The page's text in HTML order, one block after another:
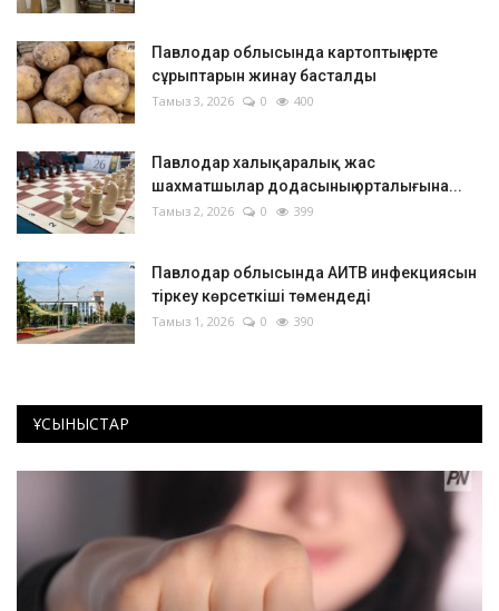
Павлодар облысында картоптың ерте
сұрыптарын жинау басталды
Тамыз 3, 2026 0 400
Павлодар халықаралық жас
шахматшылар додасының орталығына...
Тамыз 2, 2026 0 399
Павлодар облысында АИТВ инфекциясын
тіркеу көрсеткіші төмендеді
Тамыз 1, 2026 0 390
ҰСЫНЫСТАР